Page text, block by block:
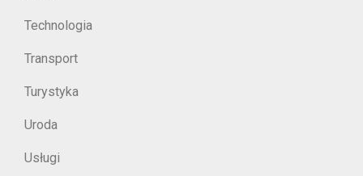
Technologia
Transport
Turystyka
Uroda
Usługi